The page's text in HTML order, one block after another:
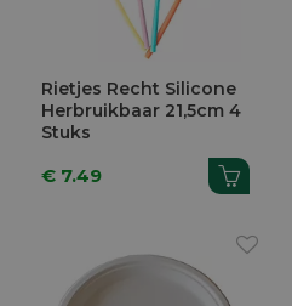
Rietjes Recht Silicone
Herbruikbaar 21,5cm 4
Stuks
€ 7.49